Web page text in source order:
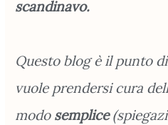
scandinavo.
Questo blog è il punto
vuole prendersi cura
modo semplice